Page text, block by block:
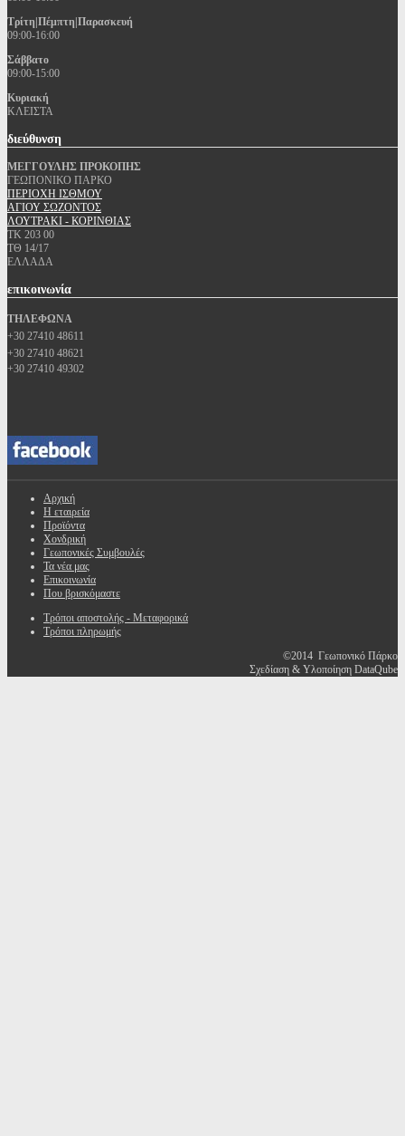
Τρίτη|Πέμπτη|Παρασκευή
09:00-16:00
Σάββατο
09:00-15:00
Κυριακή
ΚΛΕΙΣΤΑ
διεύθυνση
ΜΕΓΓΟΥΛΗΣ ΠΡΟΚΟΠΗΣ
ΓΕΩΠΟΝΙΚΟ ΠΑΡΚΟ
ΠΕΡΙΟΧΗ ΙΣΘΜΟΥ
ΑΓΙΟΥ ΣΩΖΟΝΤΟΣ
ΛΟΥΤΡΑΚΙ - ΚΟΡΙΝΘΙΑΣ
ΤΚ 203 00
ΤΘ 14/17
ΕΛΛΑΔΑ
επικοινωνία
ΤΗΛΕΦΩΝΑ
+30 27410 48611
+30 27410 48621
+30 27410 49302
Αρχική
Η εταιρεία
Προϊόντα
Χονδρική
Γεωπονικές Συμβουλές
Τα νέα μας
Επικοινωνία
Που βρισκόμαστε
Τρόποι αποστολής - Μεταφορικά
Τρόποι πληρωμής
©2014 Γεωπονικό Πάρκο
Σχεδίαση & Υλοποίηση DataQube